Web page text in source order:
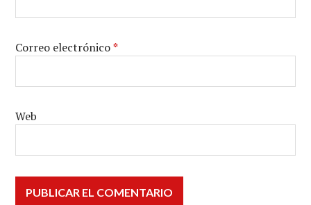
Correo electrónico*
Web